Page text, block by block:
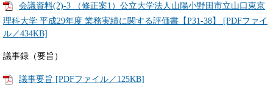
会議資料(2)-3 （修正案1）公立大学法人山陽小野田市立山口東京
理科大学 平成29年度 業務実績に関する評価書【P31-38】 [PDFファイ
ル／434KB]
議事録（要旨）
議事要旨 [PDFファイル／125KB]